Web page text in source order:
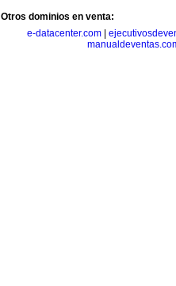
Otros dominios en venta:
e-datacenter.com|